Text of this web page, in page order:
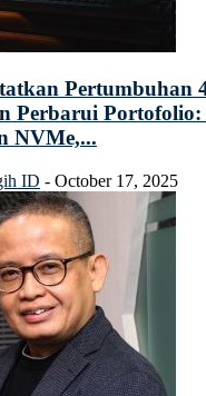
Pertumbuhan
Perbarui Portofolio:
NVMe,...
ID - October 17, 2025